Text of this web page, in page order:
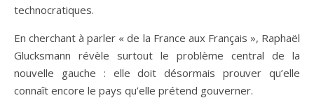
technocratiques.
En cherchant à parler « de la France aux Français », Raphaël
Glucksmann révèle surtout le problème central de la
nouvelle gauche : elle doit désormais prouver qu’elle
connaît encore le pays qu’elle prétend gouverner.